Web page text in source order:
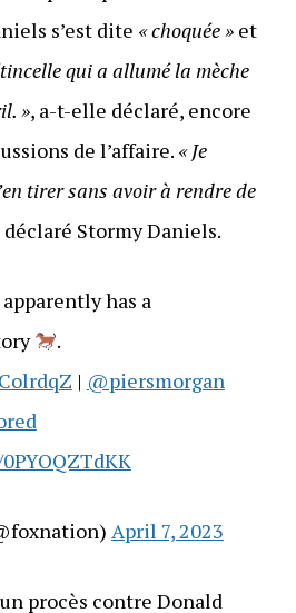
s’est dite « choquée »et
qui a allumé la mèche
», a-t-elle déclaré, encore
de l’affaire. « Je
tirer sans avoir à rendre de
déclaré Stormy Daniels.
has a
.
| @piersmorgan
April 7, 2023
procès contre Donald